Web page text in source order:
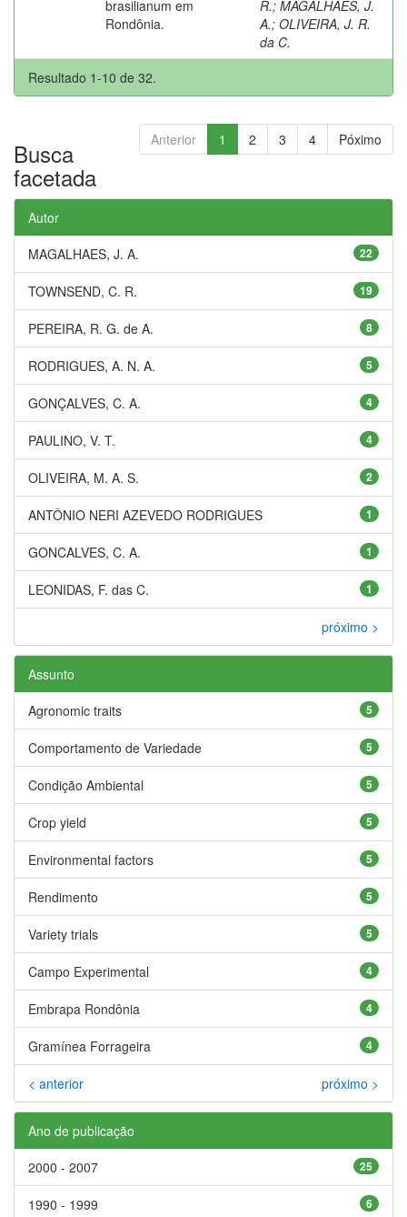
brasilianum em
Rondônia.
R.; MAGALHAES, J.
A.; OLIVEIRA, J. R.
da C.
Resultado 1-10 de 32.
Anterior 1 2 3 4 Póximo
Busca
facetada
Autor
22
MAGALHAES, J. A.
19
TOWNSEND, C. R.
8
PEREIRA, R. G. de A.
5
RODRIGUES, A. N. A.
4
GONÇALVES, C. A.
4
PAULINO, V. T.
2
OLIVEIRA, M. A. S.
1
ANTÔNIO NERI AZEVEDO RODRIGUES
1
GONCALVES, C. A.
1
LEONIDAS, F. das C.
próximo >
Assunto
5
Agronomic traits
5
Comportamento de Variedade
5
Condição Ambiental
5
Crop yield
5
Environmental factors
5
Rendimento
5
Variety trials
4
Campo Experimental
4
Embrapa Rondônia
4
Gramínea Forrageira
< anterior próximo >
Ano de publicação
25
2000 - 2007
6
1990 - 1999